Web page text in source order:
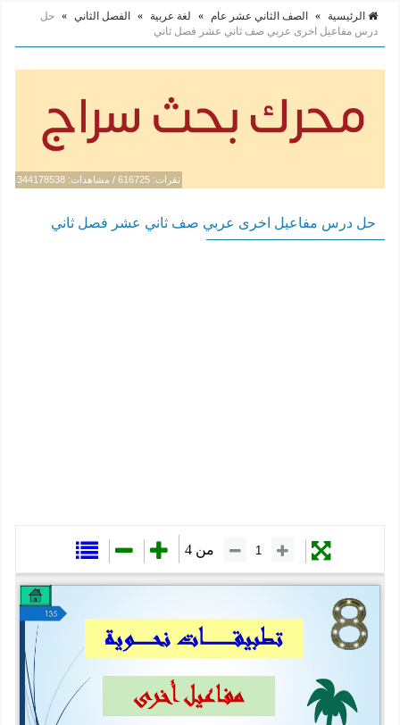
الرئيسية » الصف الثاني عشر عام » لغة عربية » الفصل الثاني » حل
درس مفاعيل اخرى عربي صف ثاني عشر فصل ثاني
نقرات: 616725 / مشاهدات: 344178538
حل درس مفاعيل اخرى عربي صف ثاني عشر فصل ثاني